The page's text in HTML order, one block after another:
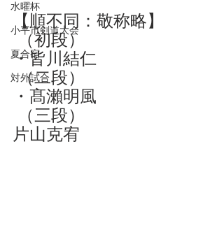
水曜杯
小平市剣道大会
夏合宿
対外試合
【順不同：敬称略】
（初段）
・皆川結仁
（二段）
・髙瀨明風
（三段）
片山克宥